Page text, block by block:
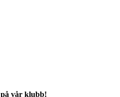
på vår klubb!